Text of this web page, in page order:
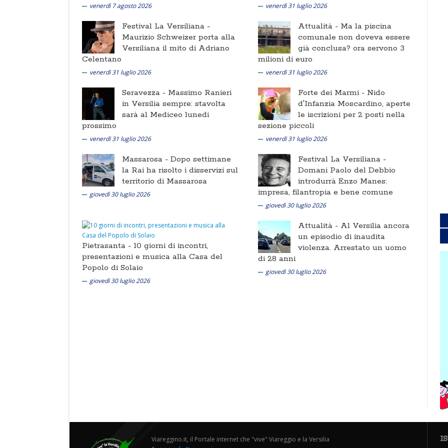
venerdì 7 agosto 2026 venerdì 31 luglio 2026
Festival La Versiliana -
Maurizio Schweizer porta alla
Versiliana il mito di Adriano
Celentano
venerdì 31 luglio 2026
Attualità - Ma la piscina
comunale non doveva essere
già conclusa? ora servono 3
milioni di euro
venerdì 31 luglio 2026
Seravezza - Massimo Ranieri
in Versilia sempre: stavolta
sarà al Mediceo lunedi
prossimo
venerdì 31 luglio 2026
Forte dei Marmi - Nido
d'Infanzia Moscardino, aperte
le iscrizioni per 2 posti nella
sezione piccoli
venerdì 31 luglio 2026
Massarosa - Dopo settimane
la Rai ha risolto i disservizi sul
territorio di Massarosa
giovedì 30 luglio 2026
Festival La Versiliana -
Domani Paolo del Debbio
introdurrà Enzo Manes:
impresa, filantropia e bene comune
giovedì 30 luglio 2026
Pietrasanta - 10 giorni di incontri,
presentazioni e musica alla Casa del
Popolo di Solaio
giovedì 30 luglio 2026
Attualità - Al Versilia ancora
un episodio di inaudita
violenza. Arrestato un uomo
di 28 anni
giovedì 30 luglio 2026
Viareggino.it, il Portale internet che "vive" Viareggio e la Versilia